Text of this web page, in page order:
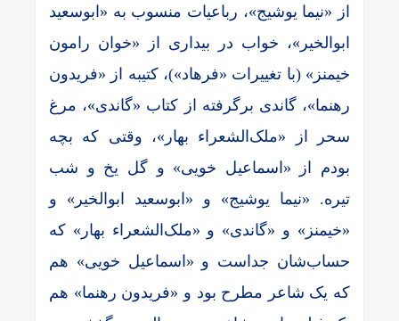
از «نیما یوشیج»، رباعیات منسوب به «ابوسعید
ابوالخیر»، خواب در بیداری از «خوان رامون
خیمنز» (با تغییرات «فرهاد»)، کتیبه از «فریدون
رهنما»، گاندی برگرفته از کتاب «گاندی»، مرغ
سحر از «ملک‌الشعراء بهار»، وقتی که بچه
بودم از «اسماعیل خویی» و گل یخ و شب
تیره. «نیما یوشیج» و «ابوسعید ابوالخیر» و
«خیمنز» و «گاندی» و «ملک‌الشعراء بهار» که
حساب‌شان جداست و «اسماعیل خویی» هم
که یک شاعر مطرح بود و «فریدون رهنما» هم